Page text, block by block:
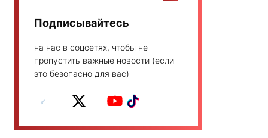
Подписывайтесь
на нас в соцсетях, чтобы не
пропустить важные новости (если
это безопасно для вас)